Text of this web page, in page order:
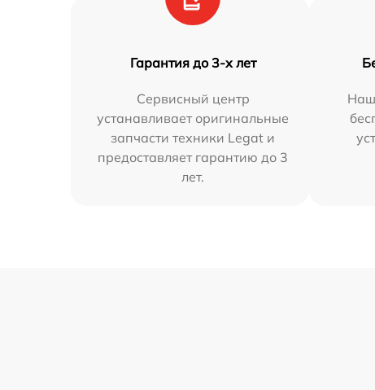
Гарантия до 3-х лет
Сервисный центр
устанавливает оригинальные
запчасти техники Legat и
предоставляет гарантию до 3
лет.
Наш